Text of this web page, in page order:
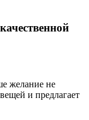
желание не
и предлагает